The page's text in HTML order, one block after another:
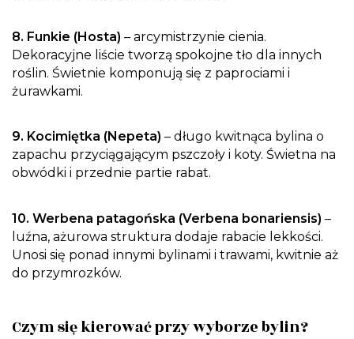
8. Funkie (Hosta) – arcymistrzynie cienia.
Dekoracyjne liście tworzą spokojne tło dla innych
roślin. Świetnie komponują się z paprociami i
żurawkami.
9. Kocimiętka (Nepeta) – długo kwitnąca bylina o
zapachu przyciągającym pszczoły i koty. Świetna na
obwódki i przednie partie rabat.
10. Werbena patagońska (Verbena bonariensis) –
luźna, ażurowa struktura dodaje rabacie lekkości.
Unosi się ponad innymi bylinami i trawami, kwitnie aż
do przymrozków.
Czym się kierować przy wyborze bylin?